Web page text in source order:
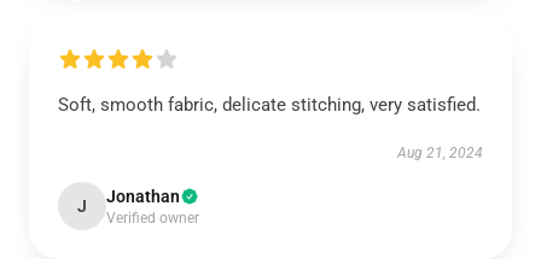
Soft, smooth fabric, delicate stitching, very satisfied.
Aug 21, 2024
J Jonathan
Verified owner